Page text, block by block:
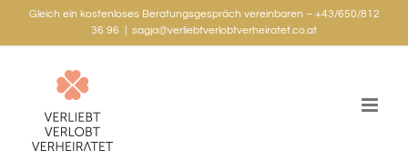
Inhalt
Gleich ein kostenloses Beratungsgespräch vereinbaren – +43/650/812
36 96
sagja@verliebtverlobtverheiratet.co.at